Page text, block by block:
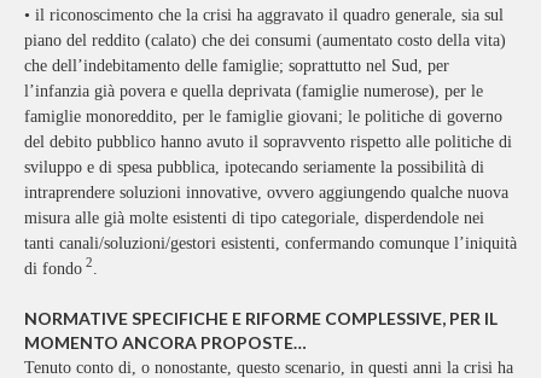
• il riconoscimento che la crisi ha aggravato il quadro generale, sia sul
piano del reddito (calato) che dei consumi (aumentato costo della vita)
che dell’indebitamento delle famiglie; soprattutto nel Sud, per
l’infanzia già povera e quella deprivata (famiglie numerose), per le
famiglie monoreddito, per le famiglie giovani; le politiche di governo
del debito pubblico hanno avuto il sopravvento rispetto alle politiche di
sviluppo e di spesa pubblica, ipotecando seriamente la possibilità di
intraprendere soluzioni innovative, ovvero aggiungendo qualche nuova
misura alle già molte esistenti di tipo categoriale, disperdendole nei
tanti canali/soluzioni/gestori esistenti, confermando comunque l’iniquità
di fondo 2
NORMATIVE SPECIFICHE E RIFORME COMPLESSIVE, PER IL
MOMENTO ANCORA PROPOSTE…
Tenuto conto di, o nonostante, questo scenario, in questi anni la crisi ha